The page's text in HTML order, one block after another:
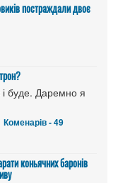
постраждали двоє
і буде. Даремно я
Коменарів - 49
коньячних баронів